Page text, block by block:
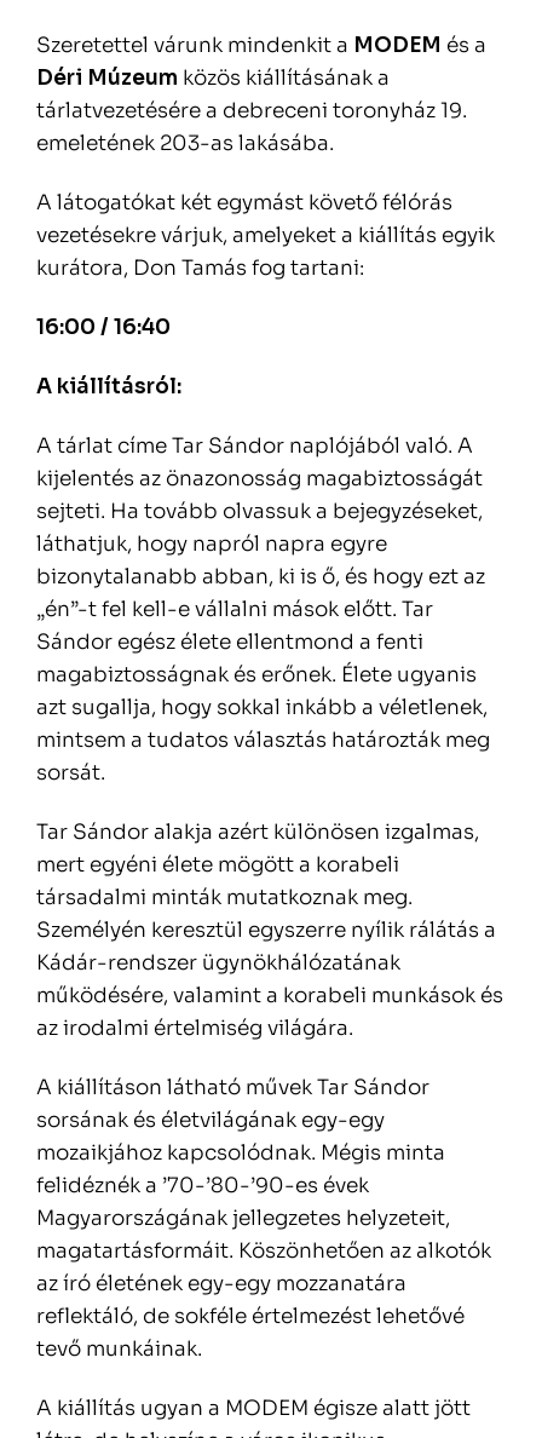
Szeretettel várunk mindenkit a MODEM és a
Déri Múzeum közös kiállításának a
tárlatvezetésére a debreceni toronyház 19.
emeletének 203-as lakásába.
A látogatókat két egymást követő félórás
vezetésekre várjuk, amelyeket a kiállítás egyik
kurátora, Don Tamás fog tartani:
16:00 / 16:40
A kiállításról:
A tárlat címe Tar Sándor naplójából való. A
kijelentés az önazonosság magabiztosságát
sejteti. Ha tovább olvassuk a bejegyzéseket,
láthatjuk, hogy napról napra egyre
bizonytalanabb abban, ki is ő, és hogy ezt az
„én”-t fel kell-e vállalni mások előtt. Tar
Sándor egész élete ellentmond a fenti
magabiztosságnak és erőnek. Élete ugyanis
azt sugallja, hogy sokkal inkább a véletlenek,
mintsem a tudatos választás határozták meg
sorsát.
Tar Sándor alakja azért különösen izgalmas,
mert egyéni élete mögött a korabeli
társadalmi minták mutatkoznak meg.
Személyén keresztül egyszerre nyílik rálátás a
Kádár-rendszer ügynökhálózatának
működésére, valamint a korabeli munkások és
az irodalmi értelmiség világára.
A kiállításon látható művek Tar Sándor
sorsának és életvilágának egy-egy
mozaikjához kapcsolódnak. Mégis minta
felidéznék a ’70-’80-’90-es évek
Magyarországának jellegzetes helyzeteit,
magatartásformáit. Köszönhetően az alkotók
az író életének egy-egy mozzanatára
reflektáló, de sokféle értelmezést lehetővé
tevő munkáinak.
A kiállítás ugyan a MODEM égisze alatt jött